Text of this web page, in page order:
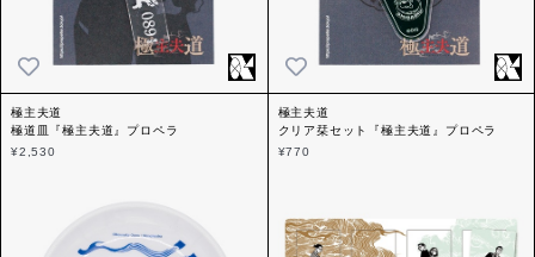
極主夫道
極道皿『極主夫道』プロペラ
¥2,530
極主夫道
クリア栞セット『極主夫道』プロペラ
¥770